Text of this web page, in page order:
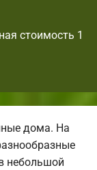
стоимость 1
дома. На
небольшой